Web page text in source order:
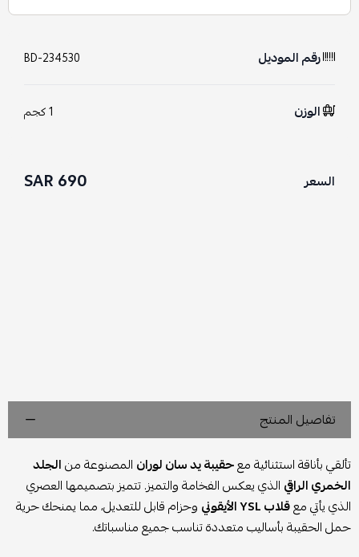
رقم الموديل BD-234530
الوزن 1 كجم
السعر 690 SAR
تفاصيل المنتج
تألقي بأناقة استثنائية معحقيبة يد سان لوران المصنوعة منالجلد
الخمري الراقي الذي يعكس الفخامة والتميز. تتميز بتصميمها العصري
الذي يأتي معقلاب YSL الأيقوني
وحزام قابل للتعديل، مما يمنحك حرية
حمل الحقيبة بأساليب متعددة تناسب جميع مناسباتك.